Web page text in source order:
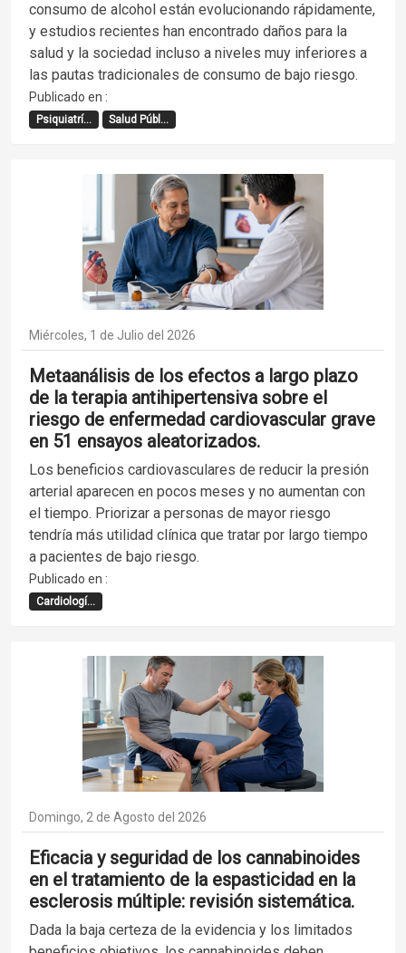
consumo de alcohol están evolucionando rápidamente,
y estudios recientes han encontrado daños para la
salud y la sociedad incluso a niveles muy inferiores a
las pautas tradicionales de consumo de bajo riesgo.
Publicado en :
Psiquiatrí... Salud Públ...
Miércoles, 1 de Julio del 2026
Metaanálisis de los efectos a largo plazo
de la terapia antihipertensiva sobre el
riesgo de enfermedad cardiovascular grave
en 51 ensayos aleatorizados.
Los beneficios cardiovasculares de reducir la presión
arterial aparecen en pocos meses y no aumentan con
el tiempo. Priorizar a personas de mayor riesgo
tendría más utilidad clínica que tratar por largo tiempo
a pacientes de bajo riesgo.
Publicado en :
Cardiologí...
Domingo, 2 de Agosto del 2026
Eficacia y seguridad de los cannabinoides
en el tratamiento de la espasticidad en la
esclerosis múltiple: revisión sistemática.
Dada la baja certeza de la evidencia y los limitados